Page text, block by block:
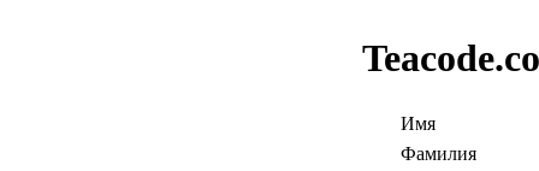
Имя
Фамилия